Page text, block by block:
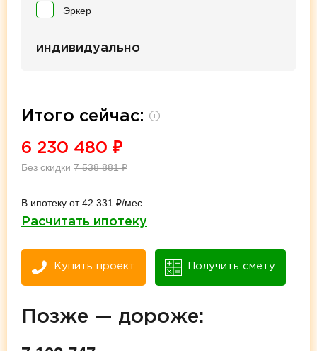
Эркер
индивидуально
Итого сейчас: i
6 230 480 ₽
Без скидки 7 538 881₽
В ипотеку от 42 331 ₽/мес
Расчитать ипотеку
Купить проект Получить смету
Позже — дороже: